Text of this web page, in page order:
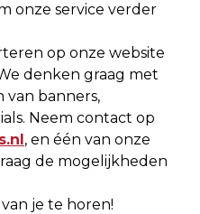
onze service verder
op onze website
denken graag met
van banners,
Neem contact op
, en één van onze
de mogelijkheden
je te horen!